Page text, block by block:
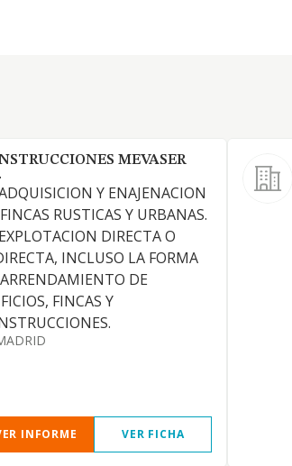
MEVASER
Y ENAJENACION
RUSTICAS Y URBANAS.
DIRECTA O
INCLUSO LA FORMA
DE
FINCAS Y
INFORME VER FICHA